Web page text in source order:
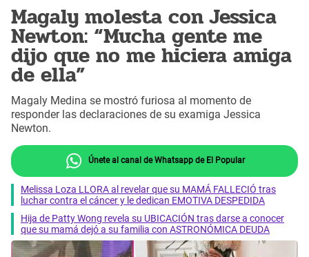
Magaly molesta con Jessica
Newton: “Mucha gente me
dijo que no me hiciera amiga
de ella”
Magaly Medina se mostró furiosa al momento de
responder las declaraciones de su examiga Jessica
Newton.
Únete al canal de Whatsapp de El Popular
Melissa Loza LLORA al revelar que su MAMÁ FALLECIÓ tras
luchar contra el cáncer y le dedican EMOTIVA DESPEDIDA
Hija de Patty Wong revela su UBICACIÓN tras darse a conocer
que su mamá dejó a su familia con ASTRONÓMICA DEUDA